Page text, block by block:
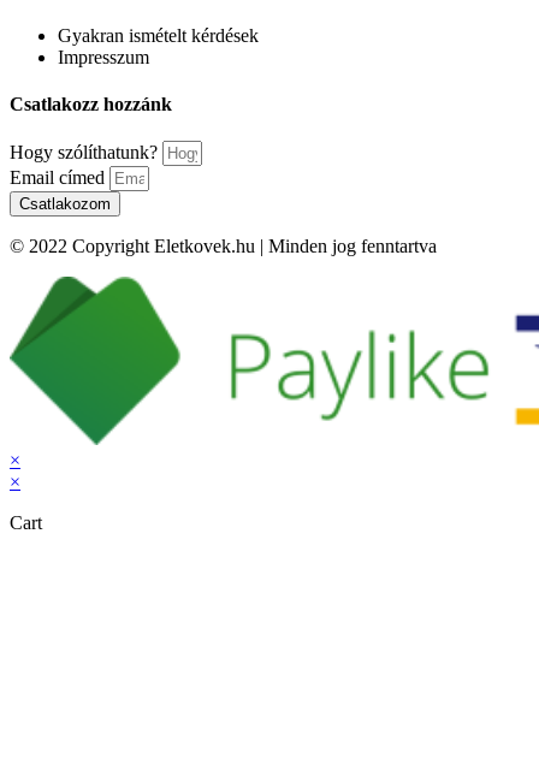
Gyakran ismételt kérdések
Impresszum
Csatlakozz hozzánk
Hogy szólíthatunk?
Email címed
Csatlakozom
© 2022 Copyright Eletkovek.hu | Minden jog fenntartva
×
×
Cart